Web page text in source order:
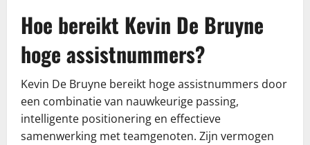
Hoe bereikt Kevin De Bruyne
hoge assistnummers?
Kevin De Bruyne bereikt hoge assistnummers door
een combinatie van nauwkeurige passing,
intelligente positionering en effectieve
samenwerking met teamgenoten. Zijn vermogen